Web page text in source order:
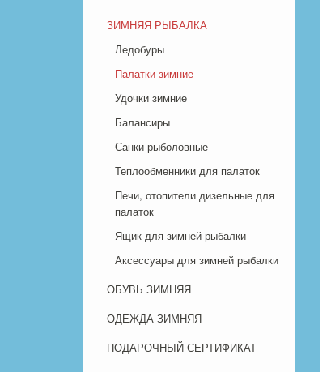
ЗИМНЯЯ РЫБАЛКА
Ледобуры
Палатки зимние
Удочки зимние
Балансиры
Санки рыболовные
Теплообменники для палаток
Печи, отопители дизельные для
палаток
Ящик для зимней рыбалки
Аксессуары для зимней рыбалки
ОБУВЬ ЗИМНЯЯ
ОДЕЖДА ЗИМНЯЯ
ПОДАРОЧНЫЙ СЕРТИФИКАТ